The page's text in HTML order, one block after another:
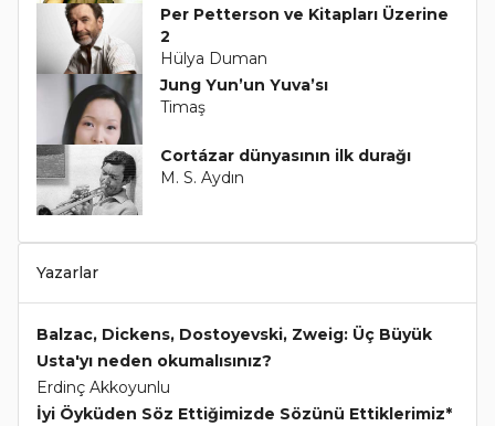
Per Petterson ve Kitapları Üzerine
2
Hülya Duman
Jung Yun’un Yuva’sı
Timaş
Cortázar dünyasının ilk durağı
M. S. Aydın
Yazarlar
Balzac, Dickens, Dostoyevski, Zweig: Üç Büyük
Usta'yı neden okumalısınız?
Erdinç Akkoyunlu
İyi Öyküden Söz Ettiğimizde Sözünü Ettiklerimiz*